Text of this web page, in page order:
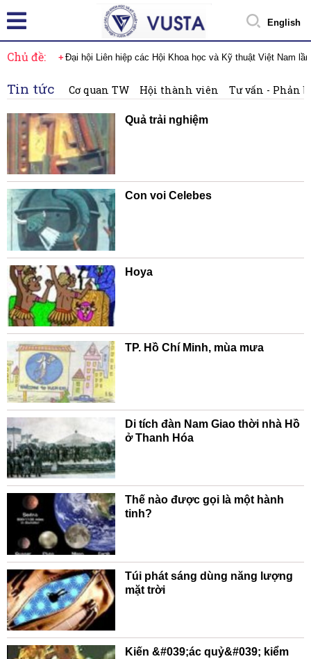
English
Chủ đề: Đại hội Liên hiệp các Hội Khoa học và Kỹ thuật Việt Nam
Tin tức Cơ quan TW Hội thành viên Tư vấn - Phản
Quả trải nghiệm
Con voi Celebes
Hoya
TP. Hồ Chí Minh, mùa mưa
Di tích đàn Nam Giao thời nhà Hồ
ở Thanh Hóa
Thế nào được gọi là một hành
tinh?
Túi phát sáng dùng năng lượng
mặt trời
Kiến &#039;ác quỷ&#039; kiểm